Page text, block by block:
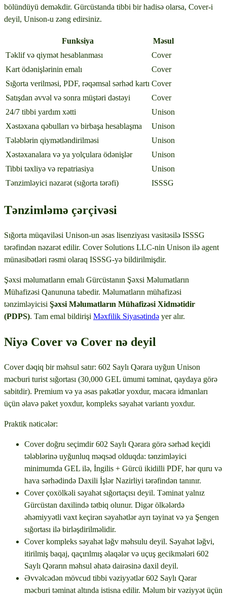
bölündüyü deməkdir. Gürcüstanda tibbi bir hadisə olarsa, Cover-i
deyil, Unison-u zəng edirsiniz.
Funksiya
Məsul
Təklif və qiymət hesablanması
Cover
Kart ödənişlərinin emalı
Cover
Sığorta verilməsi, PDF, rəqəmsal sərhəd kartı Cover
Satışdan əvvəl və sonra müştəri dəstəyi
Cover
24/7 tibbi yardım xətti
Unison
Xəstəxana qəbulları və birbaşa hesablaşma
Unison
Tələblərin qiymətləndirilməsi
Unison
Xəstəxanalara və ya yolçulara ödənişlər
Unison
Tibbi təxliyə və repatriasiya
Unison
Tənzimləyici nəzarət (sığorta tərəfi)
ISSSG
Tənzimləmə çərçivəsi
Sığorta müqaviləsi Unison-un əsas lisenziyası vasitəsilə ISSSG
tərəfindən nəzarət edilir. Cover Solutions LLC-nin Unison ilə agent
münasibətləri rəsmi olaraq ISSSG-yə bildirilmişdir.
Şəxsi məlumatların emalı Gürcüstanın Şəxsi Məlumatların
Mühafizəsi Qanununa tabedir. Məlumatların mühafizəsi
tənzimləyicisi Şəxsi Məlumatların Mühafizəsi Xidmətidir
(PDPS). Tam emal bildirişi Məxfilik Siyasətində yer alır.
Niyə Cover və Cover nə deyil
Cover dəqiq bir məhsul satır: 602 Saylı Qərara uyğun Unison
məcburi turist sığortası (30,000 GEL ümumi təminat, qaydaya görə
sabitdir). Premium və ya əsas pakətlər yoxdur, macəra idmanları
üçün əlavə paket yoxdur, kompleks səyahət variantı yoxdur.
Praktik nəticələr:
Cover doğru seçimdir 602 Saylı Qərara görə sərhəd keçidi
tələblərinə uyğunluq məqsəd olduqda: tənzimləyici
minimumda GEL ilə, İngilis + Gürcü ikidilli PDF, hər quru və
hava sərhədində Daxili İşlər Nazirliyi tərəfindən tanınır.
Cover çoxölkəli səyahət sığortaçısı deyil. Təminat yalnız
Gürcüstan daxilində tətbiq olunur. Digər ölkələrdə
əhəmiyyətli vaxt keçirən səyahətlər ayrı təyinat və ya Şengen
sığortası ilə birləşdirilməlidir.
Cover kompleks səyahət ləğv məhsulu deyil. Səyahət ləğvi,
itirilmiş baqaj, qaçırılmış əlaqələr və uçuş gecikmələri 602
Saylı Qərarın məhsul əhatə dairəsinə daxil deyil.
Əvvəlcədən mövcud tibbi vəziyyətlər 602 Saylı Qərar
məcburi təminat altında istisna edilir. Məlum bir vəziyyət üçün